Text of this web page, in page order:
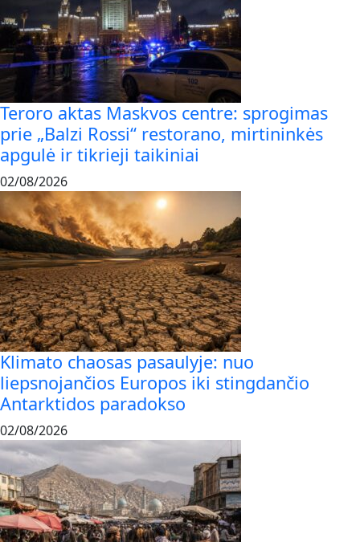
Teroro aktas Maskvos centre: sprogimas
prie „Balzi Rossi“ restorano, mirtininkės
apgulė ir tikrieji taikiniai
02/08/2026
Klimato chaosas pasaulyje: nuo
liepsnojančios Europos iki stingdančio
Antarktidos paradokso
02/08/2026